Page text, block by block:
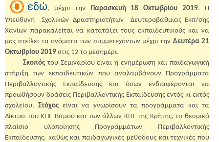
εδώ, μέχρι την Παρασκευή 18 Οκτωβρίου 2019. Η
Υπεύθυνη
Σχολικών Δραστηριοτήτων
Δευτεροβάθμιας Εκπ/σης
Χανίων παρακαλείται να κατατάξει τους εκπαιδευτικούς και να
μας στείλει τα ονόματα των συμμετεχόντων μέχρι την Δευτέρα 21
Οκτωβρίου 2019 στις 12 το μεσημέρι.
Σκοπός του Σεμιναρίου είναι η ενημέρωση και παιδαγωγική
στήριξη των εκπαιδευτικών που αναλαμβάνουν Προγράμματα
Περιβαλλοντικής Εκπαίδευσης και όσων ενδιαφέρονται να
προωθήσουν δράσεις Περιβαλλοντικής Εκπαίδευσης εντός κι εκτός
σχολείου. Στόχος είναι να γνωρίσουν τα προγράμματα και τα
Δίκτυα του ΚΠΕ Βάμου και των άλλων ΚΠΕ της Κρήτης, το θεσμικό
πλαίσιο υλοποίησης Προγραμμάτων Περιβαλλοντικής
Εκπαίδευσης, καθώς και παιδαγωγικές μεθόδους και τεχνικές που